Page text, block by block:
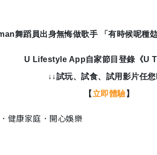
舞蹈員出身無悔做歌手 「有時候呢種攰
U Lifestyle App自家節目登錄《U
↓↓試玩、試食、試用影片任您
【 立即體驗】
健康家庭．開心娛樂